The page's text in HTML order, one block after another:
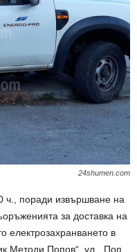
24shumen.com
ч., поради извършване на
за доставка на
електрозахранването в
Методи Попов“, ул. „Поп